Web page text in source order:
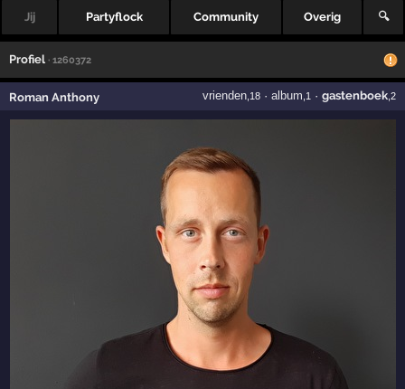
Jij Partyflock Community Overig 🔍
Profiel · 1260372
Roman Anthony vrienden,18· album ,1 · gastenboek,2